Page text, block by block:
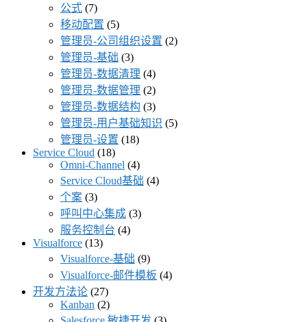
公式 (7)
移动配置 (5)
管理员-公司组织设置 (2)
管理员-基础 (3)
管理员-数据清理 (4)
管理员-数据管理 (2)
管理员-数据结构 (3)
管理员-用户基础知识 (5)
管理员-设置 (18)
Service Cloud (18)
Omni-Channel (4)
Service Cloud基础 (4)
个案 (3)
呼叫中心集成 (3)
服务控制台 (4)
Visualforce (13)
Visualforce-基础 (9)
Visualforce-邮件模板 (4)
开发方法论 (27)
Kanban (2)